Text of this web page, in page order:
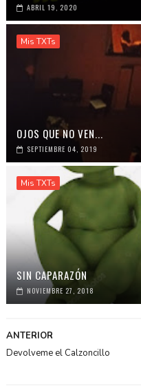
ABRIL 19, 2020
Mis TXTs
OJOS QUE NO VEN...
SEPTIEMBRE 04, 2019
Mis TXTs
SIN CAPARAZÓN
NOVIEMBRE 27, 2018
ANTERIOR
Devolveme el Calzoncillo